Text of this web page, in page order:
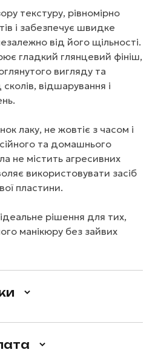
текстуру, рівномірно
і забезпечує швидке
від його щільності.
гладкий глянцевий фініш,
вигляду та
відшарування і
лаку, не жовтіє з часом і
та домашнього
не містить агресивних
використовувати засіб
пластини.
рішення для тих,
манікюру без зайвих